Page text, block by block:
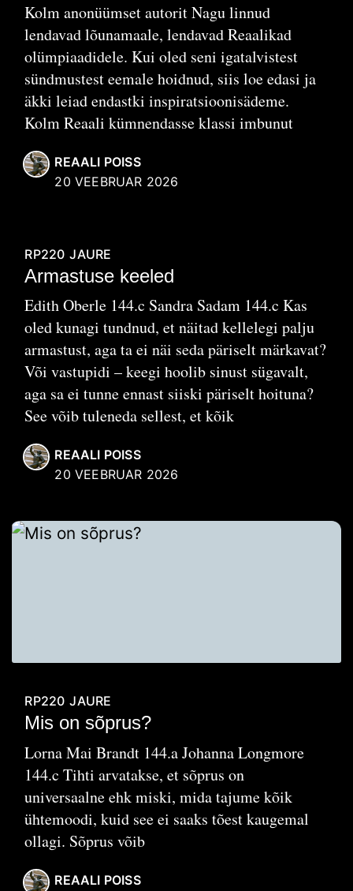
Kolm anonüümset autorit Nagu linnud
lendavad lõunamaale, lendavad Reaalikad
olümpiaadidele. Kui oled seni igatalvistest
sündmustest eemale hoidnud, siis loe edasi ja
äkki leiad endastki inspiratsioonisädeme.
Kolm Reaali kümnendasse klassi imbunut
REAALI POISS
20 VEEBRUAR 2026
RP220 JAURE
Armastuse keeled
Edith Oberle 144.c Sandra Sadam 144.c Kas
oled kunagi tundnud, et näitad kellelegi palju
armastust, aga ta ei näi seda päriselt märkavat?
Või vastupidi – keegi hoolib sinust sügavalt,
aga sa ei tunne ennast siiski päriselt hoituna?
See võib tuleneda sellest, et kõik
REAALI POISS
20 VEEBRUAR 2026
RP220 JAURE
Mis on sõprus?
Lorna Mai Brandt 144.a Johanna Longmore
144.c Tihti arvatakse, et sõprus on
universaalne ehk miski, mida tajume kõik
ühtemoodi, kuid see ei saaks tõest kaugemal
ollagi. Sõprus võib
REAALI POISS